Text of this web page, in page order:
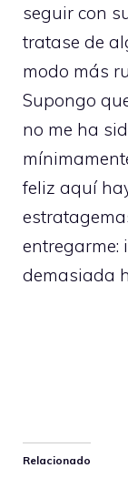
seguir con
tratase de
modo más
Supongo
no me ha
feliz aquí
entregarme:
demasiada
Relacionado